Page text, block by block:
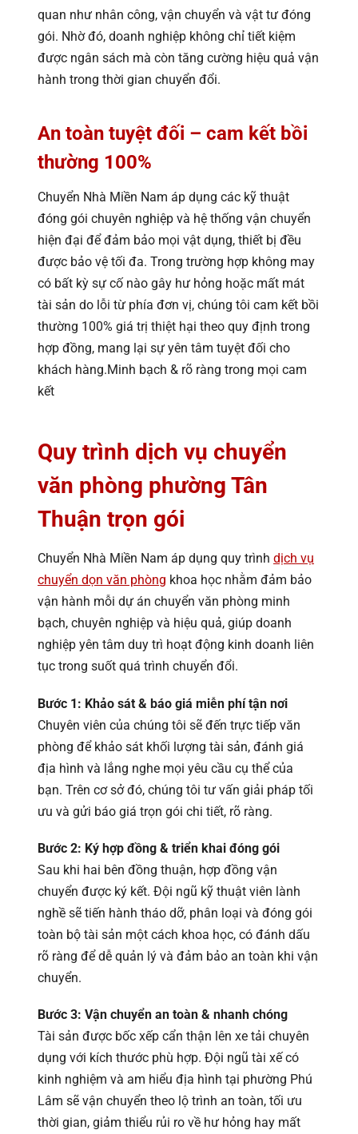
quan như nhân công, vận chuyển và vật tư đóng
gói. Nhờ đó, doanh nghiệp không chỉ tiết kiệm
được ngân sách mà còn tăng cường hiệu quả vận
hành trong thời gian chuyển đổi.
An toàn tuyệt đối – cam kết bồi
thường 100%
Chuyển Nhà Miền Nam áp dụng các kỹ thuật
đóng gói chuyên nghiệp và hệ thống vận chuyển
hiện đại để đảm bảo mọi vật dụng, thiết bị đều
được bảo vệ tối đa. Trong trường hợp không may
có bất kỳ sự cố nào gây hư hỏng hoặc mất mát
tài sản do lỗi từ phía đơn vị, chúng tôi cam kết bồi
thường 100% giá trị thiệt hại theo quy định trong
hợp đồng, mang lại sự yên tâm tuyệt đối cho
khách hàng.Minh bạch & rõ ràng trong mọi cam
kết
Quy trình dịch vụ chuyển
văn phòng phường Tân
Thuận trọn gói
Chuyển Nhà Miền Nam áp dụng quy trình dịch vụ
chuyển dọn văn phòng khoa học nhằm đảm bảo
vận hành mỗi dự án chuyển văn phòng minh
bạch, chuyên nghiệp và hiệu quả, giúp doanh
nghiệp yên tâm duy trì hoạt động kinh doanh liên
tục trong suốt quá trình chuyển đổi.
Bước 1: Khảo sát & báo giá miễn phí tận nơi
Chuyên viên của chúng tôi sẽ đến trực tiếp văn
phòng để khảo sát khối lượng tài sản, đánh giá
địa hình và lắng nghe mọi yêu cầu cụ thể của
bạn. Trên cơ sở đó, chúng tôi tư vấn giải pháp tối
ưu và gửi báo giá trọn gói chi tiết, rõ ràng.
Bước 2: Ký hợp đồng & triển khai đóng gói
Sau khi hai bên đồng thuận, hợp đồng vận
chuyển được ký kết. Đội ngũ kỹ thuật viên lành
nghề sẽ tiến hành tháo dỡ, phân loại và đóng gói
toàn bộ tài sản một cách khoa học, có đánh dấu
rõ ràng để dễ quản lý và đảm bảo an toàn khi vận
chuyển.
Bước 3: Vận chuyển an toàn & nhanh chóng
Tài sản được bốc xếp cẩn thận lên xe tải chuyên
dụng với kích thước phù hợp. Đội ngũ tài xế có
kinh nghiệm và am hiểu địa hình tại phường Phú
Lâm sẽ vận chuyển theo lộ trình an toàn, tối ưu
thời gian, giảm thiểu rủi ro về hư hỏng hay mất